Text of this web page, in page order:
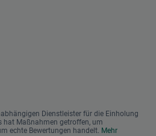
Dienstleister für die Einholung
hat Maßnahmen getroffen, um
echte Bewertungen handelt. Mehr